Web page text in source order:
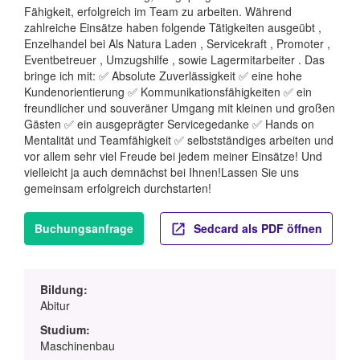
Fähigkeit, erfolgreich im Team zu arbeiten. Während
zahlreiche Einsätze haben folgende Tätigkeiten ausgeübt ,
Enzelhandel bei Als Natura Laden , Servicekraft , Promoter ,
Eventbetreuer , Umzugshilfe , sowie Lagermitarbeiter . Das
bringe ich mit: ✅ Absolute Zuverlässigkeit ✅ eine hohe
Kundenorientierung ✅ Kommunikationsfähigkeiten ✅ ein
freundlicher und souveräner Umgang mit kleinen und großen
Gästen ✅ ein ausgeprägter Servicegedanke ✅ Hands on
Mentalität und Teamfähigkeit ✅ selbstständiges arbeiten und
vor allem sehr viel Freude bei jedem meiner Einsätze! Und
vielleicht ja auch demnächst bei Ihnen!Lassen Sie uns
gemeinsam erfolgreich durchstarten!
Buchungsanfrage Sedcard als PDF öffnen
Bildung:
Abitur
Studium:
Maschinenbau